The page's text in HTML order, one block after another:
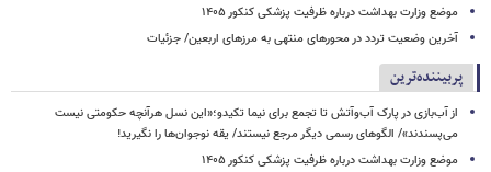
موضع وزارت بهداشت درباره ظرفیت پزشکی کنکور ۱۴۰۵
آخرین وضعیت تردد در محورهای منتهی به مرزهای اربعین/ جزئیات
پربیننده‌ترین
از آب‌بازی در پارک آب‌وآتش تا تجمع برای نیما تکیدو؛«این نسل هرآنچه حکومتی نیست
می‌پسندند»/ الگوهای رسمی دیگر مرجع نیستند/ یقه نوجوان‌ها را نگیرید!
موضع وزارت بهداشت درباره ظرفیت پزشکی کنکور ۱۴۰۵